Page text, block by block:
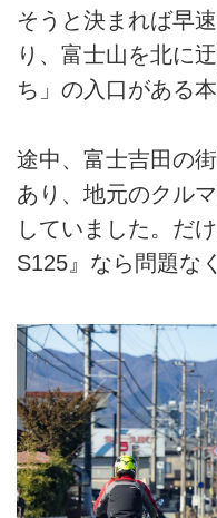
そうと決まれば早
り、富士山を北に
ち」の入口がある
途中、富士吉田の
あり、地元のクル
していました。だ
S125』なら問題な